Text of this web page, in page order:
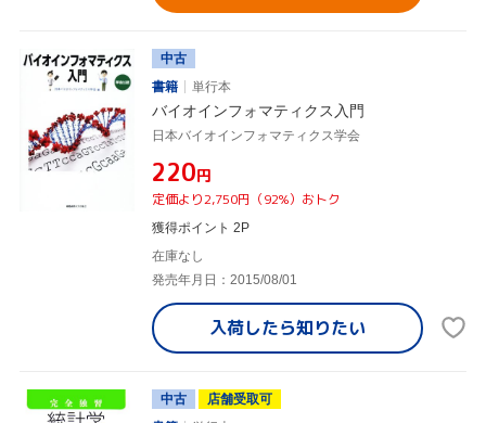
中古
書籍
単行本
バイオインフォマティクス入門
日本バイオインフォマティクス学会
¥220円
定価より2,750円（92%）おトク
獲得ポイント 2P
在庫なし
発売年月日：2015/08/01
入荷したら知りたい
中古
店舗受取可